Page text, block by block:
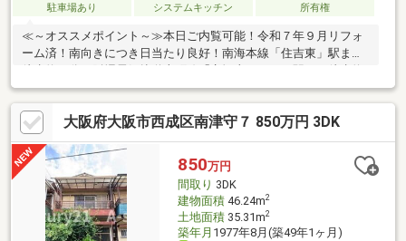
駐車場あり
システムキッチン 所有権
≪～オススメポイント～≫本日ご内覧可能！令和７年９月リフォ
ーム済！南向きにつき日当たり良好！南海本線「住吉東」駅まで
３分！２WAY利用可能♪毎日の通勤・通学に便利ですね♪ファミリ
ーにおすすめの５ＬＤＫのお住まい！ライフスタイルや家族構成
に合わせて多目的にご使用いただけます♪空き家につきいつでも内
覧可能ですよ！≪～利便性よい周辺環境～≫◆小学校…住吉小学
校まで徒歩６分◆中学校…住吉中学校まで徒歩６分◆スーパー…コ
ノミヤ粉浜店まで徒歩９分◆コンビニ…セブンイレブン大阪住吉
１丁目店まで徒歩６分
大阪府大阪市西成区南津守７ 850万円 3DK
850万円
間取り 3DK
建物面積46.24m2
土地面積35.31m2
築年月 1977年8月(築49年1ヶ月)